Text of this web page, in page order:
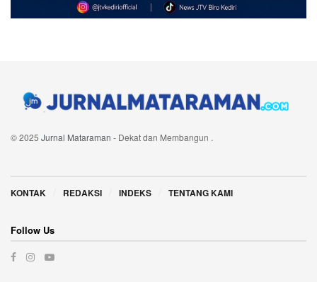
© 2025 Jurnal Mataraman - Dekat dan Membangun .
KONTAK REDAKSI INDEKS TENTANG KAMI
Follow Us